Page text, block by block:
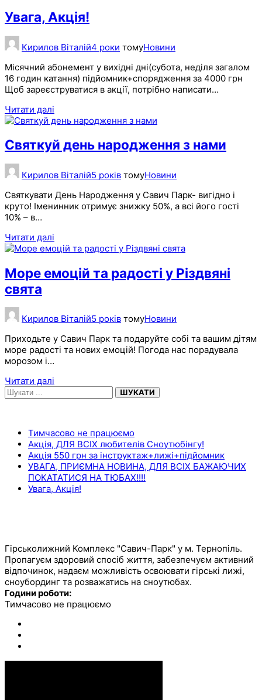
Увага, Акція!
Кирилов Віталій4 роки томуНовини
Місячний абонемент у вихідні дні(субота, неділя загалом
16 годин катання) підйомник+спорядження за 4000 грн
Щоб зареєструватися в акції, потрібно написати…
Читати далі
Святкуй день народження з нами
Кирилов Віталій5 років томуНовини
Святкувати День Народження у Савич Парк- вигідно і
круто! Іменинник отримує знижку 50%, а всі його гості
10% – в…
Читати далі
Море емоцій та радості у Різдвяні
свята
Кирилов Віталій5 років томуНовини
Приходьте у Савич Парк та подаруйте собі та вашим дітям
море радості та нових емоцій! Погода нас порадувала
морозом і…
Читати далі
ШУКАТИ
Тимчасово не працюємо
Акція, ДЛЯ ВСІХ любителів Сноутюбінгу!
Акція 550 грн за інструктаж+лижі+підйомник
УВАГА, ПРИЄМНА НОВИНА, ДЛЯ ВСІХ БАЖАЮЧИХ
ПОКАТАТИСЯ НА ТЮБАХ!!!!
Увага, Акція!
Гірськолижний Комплекс "Савич-Парк" у м. Тернопіль.
Пропагуєм здоровий спосіб життя, забезпечуєм активний
відпочинок, надаєм можливість освоювати гірські лижі,
сноубординг та розважатись на сноутюбах.
Години роботи:
Тимчасово не працюємо